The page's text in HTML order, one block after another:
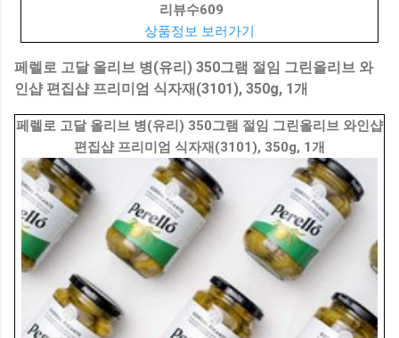
리뷰수609
상품정보 보러가기
페렐로 고달 올리브 병(유리) 350그램 절임 그린올리브 와
인샵 편집샵 프리미엄 식자재(3101), 350g, 1개
페렐로 고달 올리브 병(유리) 350그램 절임 그린올리브 와인샵
편집샵 프리미엄 식자재(3101), 350g, 1개